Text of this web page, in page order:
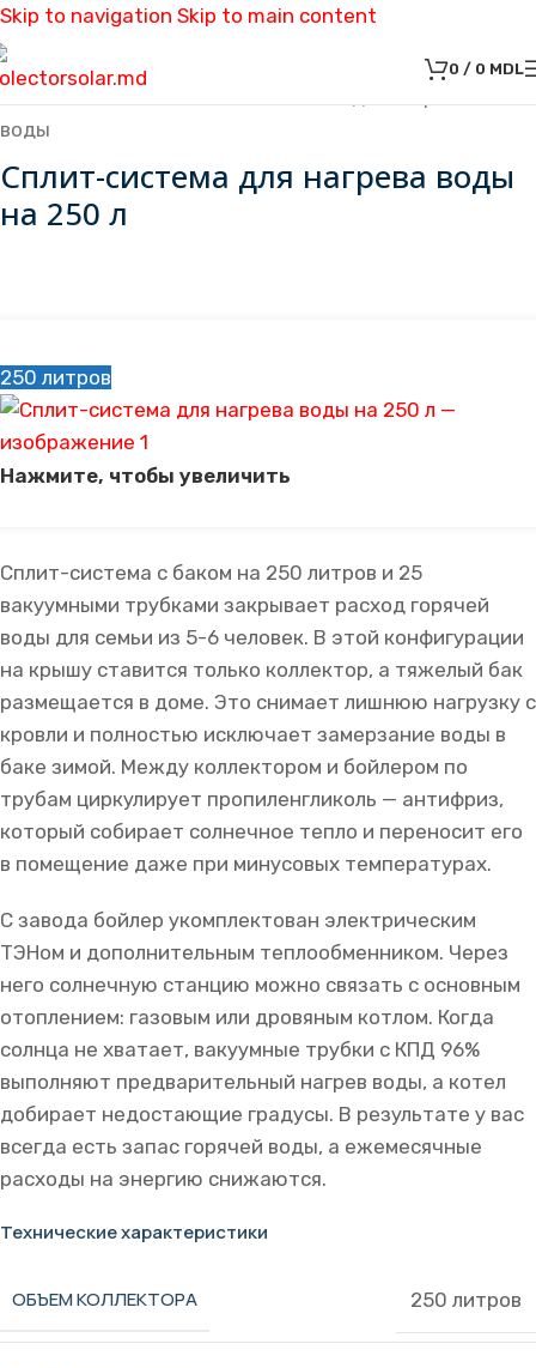
Skip to navigation Skip to main content
0 / 0 MDL
воды
Сплит-система для нагрева воды
на 250 л
250 литров
Нажмите, чтобы увеличить
Сплит-система с баком на 250 литров и 25
вакуумными трубками закрывает расход горячей
воды для семьи из 5-6 человек. В этой конфигурации
на крышу ставится только коллектор, а тяжелый бак
размещается в доме. Это снимает лишнюю нагрузку с
кровли и полностью исключает замерзание воды в
баке зимой. Между коллектором и бойлером по
трубам циркулирует пропиленгликоль — антифриз,
который собирает солнечное тепло и переносит его
в помещение даже при минусовых температурах.
С завода бойлер укомплектован электрическим
ТЭНом и дополнительным теплообменником. Через
него солнечную станцию можно связать с основным
отоплением: газовым или дровяным котлом. Когда
солнца не хватает, вакуумные трубки с КПД 96%
выполняют предварительный нагрев воды, а котел
добирает недостающие градусы. В результате у вас
всегда есть запас горячей воды, а ежемесячные
расходы на энергию снижаются.
Технические характеристики
ОБЪЕМ КОЛЛЕКТОРА 250 литров